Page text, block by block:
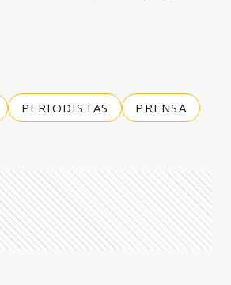
PERIODISTAS PRENSA